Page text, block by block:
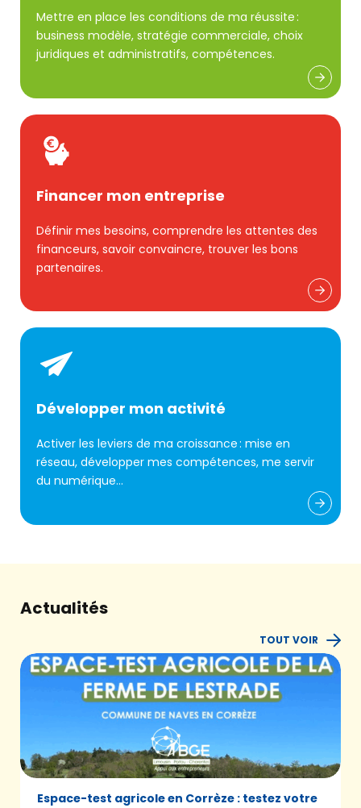
Mettre en place les conditions de ma réussite :
business modèle, stratégie commerciale, choix
juridiques et administratifs, compétences.
Financer mon entreprise
Définir mes besoins, comprendre les attentes des
financeurs, savoir convaincre, trouver les bons
partenaires.
Développer mon activité
Activer les leviers de ma croissance : mise en
réseau, développer mes compétences, me servir
du numérique…
Actualités
TOUT VOIR
Espace-test agricole en Corrèze : testez votre